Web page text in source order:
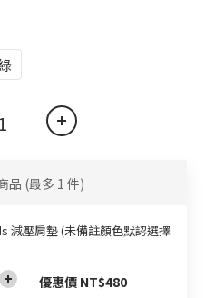
品 (最多 1 件)
減壓肩墊 (未備註顏色默認選擇
優惠價 NT$480